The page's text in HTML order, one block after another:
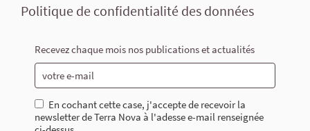
Politique de confidentialité des données
Recevez chaque mois nos publications et actualités
En cochant cette case, j'accepte de recevoir la
newsletter de Terra Nova à l'adesse e-mail renseignée